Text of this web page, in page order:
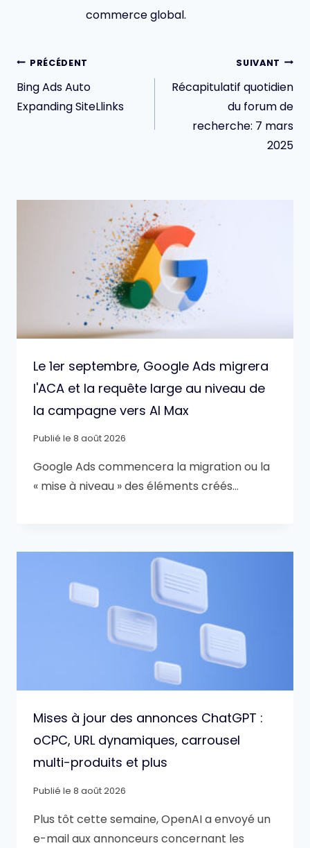
commerce global.
Navigation
de
l’article
PRÉCÉDENT
Bing Ads Auto
Expanding SiteLlinks
SUIVANT
Récapitulatif quotidien
du forum de
recherche: 7 mars
2025
Le 1er septembre, Google Ads migrera
l'ACA et la requête large au niveau de
la campagne vers AI Max
Publié le 8 août 2026
Google Ads commencera la migration ou la
« mise à niveau » des éléments créés…
Mises à jour des annonces ChatGPT :
oCPC, URL dynamiques, carrousel
multi-produits et plus
Publié le 8 août 2026
Plus tôt cette semaine, OpenAI a envoyé un
e-mail aux annonceurs concernant les